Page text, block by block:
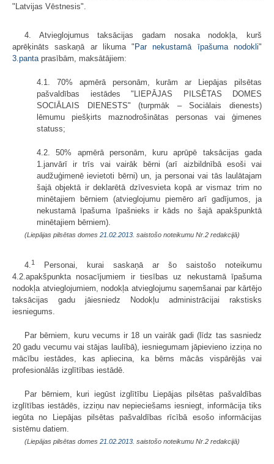
"Latvijas Vēstnesis".
4. Atvieglojumus taksācijas gadam nosaka nodokļa, kurš
aprēķināts saskaņā ar likuma " Par nekustamā īpašuma nodokli"
3.panta prasībām, maksātājiem:
4.1. 70% apmērā personām, kurām ar Liepājas pilsētas
pašvaldības iestādes "LIEPĀJAS PILSĒTAS DOMES
SOCIĀLAIS DIENESTS" (turpmāk – Sociālais dienests)
lēmumu piešķirts maznodrošinātas personas vai ģimenes
statuss;
4.2. 50% apmērā personām, kuru aprūpē taksācijas gada
1.janvārī ir trīs vai vairāk bērni (arī aizbildnībā esoši vai
audžuģimenē ievietoti bērni) un, ja personai vai tās laulātajam
šajā objektā ir deklarētā dzīvesvieta kopā ar vismaz trim no
minētajiem bērniem (atvieglojumu piemēro arī gadījumos, ja
nekustamā īpašuma īpašnieks ir kāds no šajā apakšpunktā
minētajiem bērniem).
(Liepājas pilsētas domes 21.02.2013. saistošo noteikumu Nr.2 redakcijā)
4.1
Personai, kurai saskaņā ar šo saistošo noteikumu
4.2.apakšpunkta nosacījumiem ir tiesības uz nekustamā īpašuma
nodokļa atvieglojumiem, nodokļa atvieglojumu saņemšanai par kārtējo
taksācijas gadu jāiesniedz Nodokļu administrācijai rakstisks
iesniegums.
Par bērniem, kuru vecums ir 18 un vairāk gadi (līdz tas sasniedz
20 gadu vecumu vai stājas laulībā), iesniegumam jāpievieno izziņa no
mācību iestādes, kas apliecina, ka bērns mācās vispārējās vai
profesionālās izglītības iestādē.
Par bērniem, kuri iegūst izglītību Liepājas pilsētas pašvaldības
izglītības iestādēs, izziņu nav nepieciešams iesniegt, informācija tiks
iegūta no Liepājas pilsētas pašvaldības rīcībā esošo informācijas
sistēmu datiem.
(Liepājas pilsētas domes 21.02.2013. saistošo noteikumu Nr.2 redakcijā)